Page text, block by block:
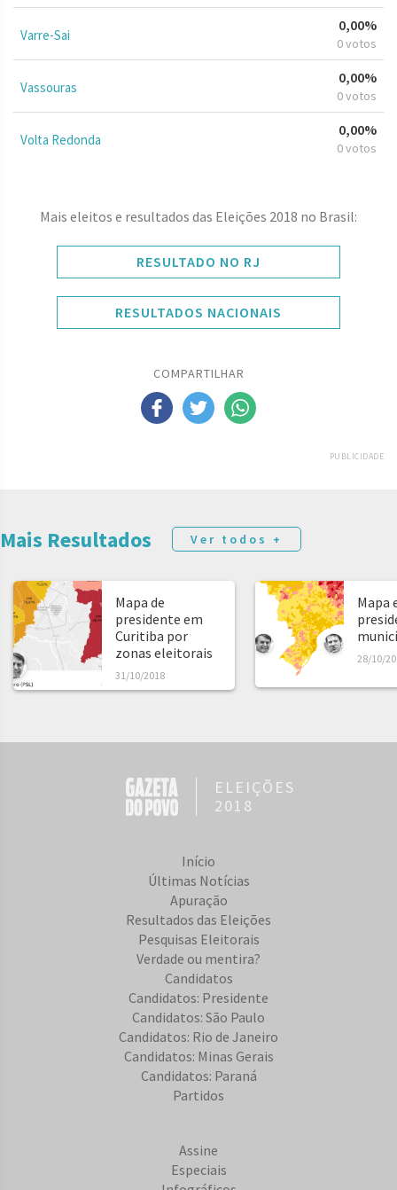
Varre-Sai
0,00%
0 votos
Vassouras
0,00%
0 votos
Volta Redonda
0,00%
0 votos
Mais eleitos e resultados das Eleições 2018 no Brasil:
RESULTADO NO RJ
RESULTADOS NACIONAIS
COMPARTILHAR
PUBLICIDADE
Mais Resultados Ver todos +
Mapa de
presidente em
Curitiba por
zonas eleitorais
31/10/2018
Mapa
28/10/
ELEIÇÕES
2018
Início
Últimas Notícias
Apuração
Resultados das Eleições
Pesquisas Eleitorais
Verdade ou mentira?
Candidatos
Candidatos: Presidente
Candidatos: São Paulo
Candidatos: Rio de Janeiro
Candidatos: Minas Gerais
Candidatos: Paraná
Partidos
Assine
Especiais